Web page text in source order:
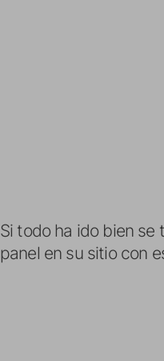
Si todo ha ido bien se
panel en su sitio con